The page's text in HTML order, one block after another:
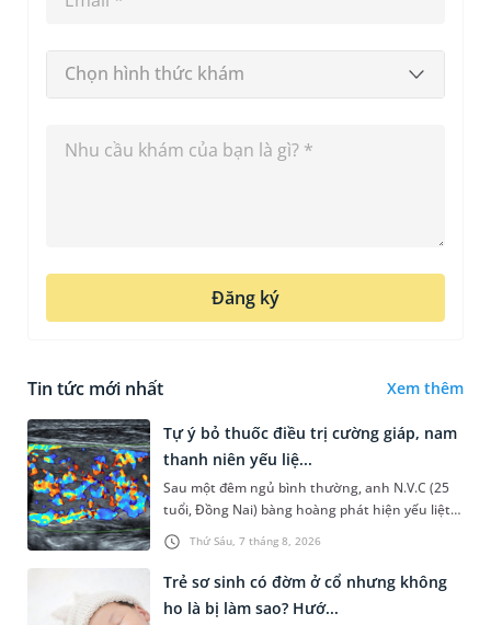
Chọn hình thức khám
Đăng ký
Tin tức mới nhất Xem thêm
Thứ Sáu, 7 tháng 8, 2026
Tự ý bỏ thuốc điều trị cường giáp, nam
thanh niên yếu liệ...
Sau một đêm ngủ bình thường, anh N.V.C (25
tuổi, Đồng Nai) bàng hoàng phát hiện yếu liệt 2
chân, không thể vận động đi lại được. Kết quả
thăm khám tại Phòng...
Trẻ sơ sinh có đờm ở cổ nhưng không
ho là bị làm sao? Hướ...